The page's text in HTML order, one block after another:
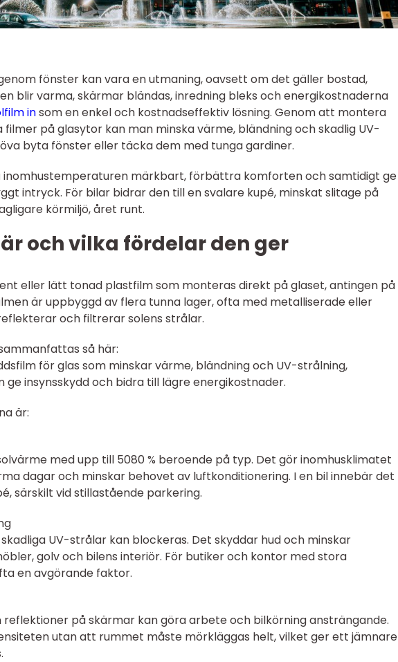
fönster kan vara en utmaning, oavsett om det gäller bostad,
blir varma, skärmar bländas, inredning bleks och energikostnaderna
insom en enkel och kostnadseffektiv lösning. Genom att montera
filmer på glasytor kan man minska värme, bländning och skadlig UV-
byta fönster eller täcka dem med tunga gardiner.
inomhustemperaturen märkbart, förbättra komforten och samtidigt ge
intryck. För bilar bidrar den till en svalare kupé, minskat slitage på
körmiljö, året runt.
och vilka fördelar den ger
eller lätt tonad plastfilm som monteras direkt på glaset, antingen på
är uppbyggd av flera tunna lager, ofta med metalliserade eller
och filtrerar solens strålar.
så här:
för glas som minskar värme, bländning och UV-strålning,
ge insynsskydd och bidra till lägre energikostnader.
är:
med upp till 5080 % beroende på typ. Det gör inomhusklimatet
dagar och minskar behovet av luftkonditionering. I en bil innebär det
särskilt vid stillastående parkering.
skadliga UV-strålar kan blockeras. Det skyddar hud och minskar
golv och bilens interiör. För butiker och kontor med stora
en avgörande faktor.
reflektioner på skärmar kan göra arbete och bilkörning ansträngande.
utan att rummet måste mörkläggas helt, vilket ger ett jämnare